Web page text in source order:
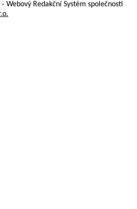
- Webový Redakční Systém společnosti